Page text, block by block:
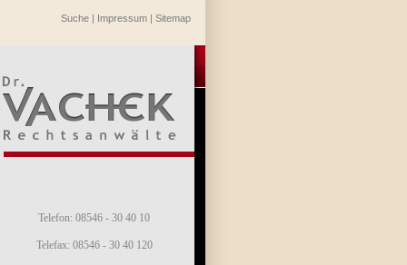
Suche| Impressum| Sitemap
Telefon: 08546 - 30 40 10
Telefax: 08546 - 30 40 120